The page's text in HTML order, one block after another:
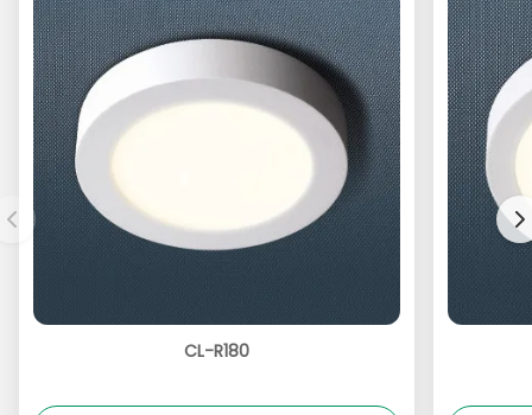
CL-R180